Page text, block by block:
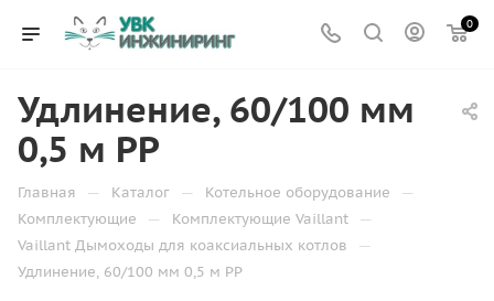
0
Удлинение, 60/100 мм
0,5 м РР
Главная — Каталог — Котельное оборудование —
Комплектующие — Комплектующие Vaillant —
Vaillant Дымоходы для коаксиальных котлов —
Удлинение, 60/100 мм 0,5 м РР